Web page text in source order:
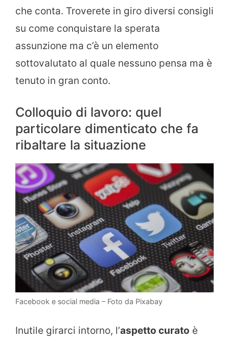
che conta. Troverete in giro diversi consigli
su come conquistare la sperata
assunzione ma c’è un elemento
sottovalutato al quale nessuno pensa ma è
tenuto in gran conto.
Colloquio di lavoro: quel
particolare dimenticato che fa
ribaltare la situazione
Facebook e social media – Foto da Pixabay
Inutile girarci intorno, l’aspetto curato è